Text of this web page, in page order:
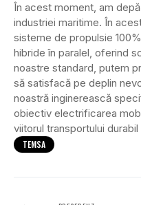
În acest moment, am
industriei maritime. În
sisteme de propulsie
hibride în paralel, oferind
noastre standard, putem
să satisfacă pe deplin
noastră inginerească
obiectiv electrificarea
viitorul transportului durabil
TEMSA